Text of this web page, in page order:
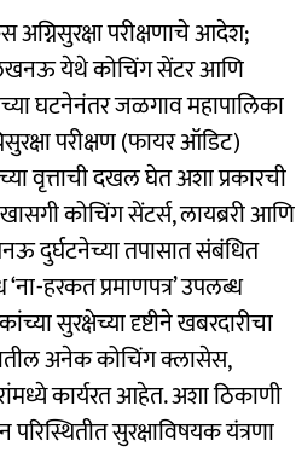
अग्निसुरक्षा परीक्षणाचे आदेश;
लखनऊ येथे कोचिंग सेंटर आणि
घटनेनंतर जळगाव महापालिका
परीक्षण (फायर ऑडिट)
वृत्ताची दखल घेत अशा प्रकारची
कोचिंग सेंटर्स, लायब्ररी आणि
दुर्घटनेच्या तपासात संबंधित
हरकत प्रमाणपत्र’ उपलब्ध
सुरक्षेच्या दृष्टीने खबरदारीचा
अनेक कोचिंग क्लासेस,
कार्यरत आहेत. अशा ठिकाणी
सुरक्षाविषयक यंत्रणा